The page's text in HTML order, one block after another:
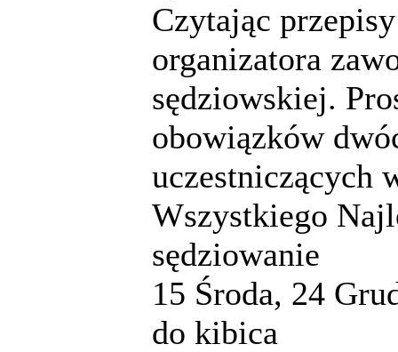
Czytając
organizatora
sędziowskiej.
obowiązków
uczestniczących
Wszystkiego
sędziowanie
15 Środa, 24
do kibica